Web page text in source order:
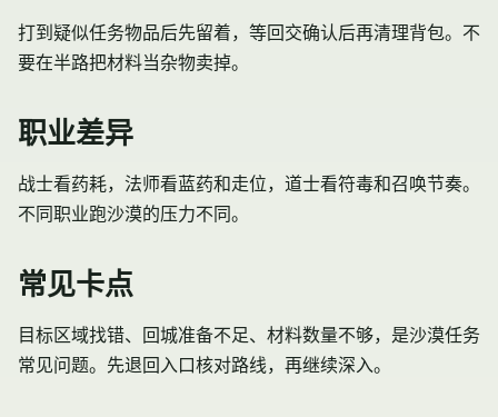
打到疑似任务物品后先留着，等回交确认后再清理背包。不
要在半路把材料当杂物卖掉。
职业差异
战士看药耗，法师看蓝药和走位，道士看符毒和召唤节奏。
不同职业跑沙漠的压力不同。
常见卡点
目标区域找错、回城准备不足、材料数量不够，是沙漠任务
常见问题。先退回入口核对路线，再继续深入。